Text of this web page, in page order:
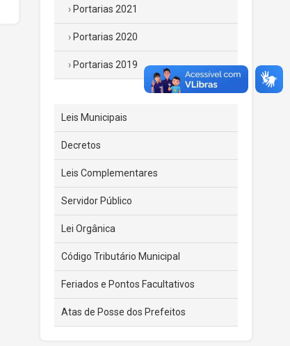
Portarias 2021
Portarias 2020
Portarias 2019
Leis Municipais
Decretos
Leis Complementares
Servidor Público
Lei Orgânica
Código Tributário Municipal
Feriados e Pontos Facultativos
Atas de Posse dos Prefeitos